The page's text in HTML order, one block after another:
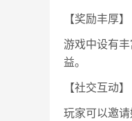
【奖励丰厚】
游戏中设有
益。
【社交互动】
玩家可以邀